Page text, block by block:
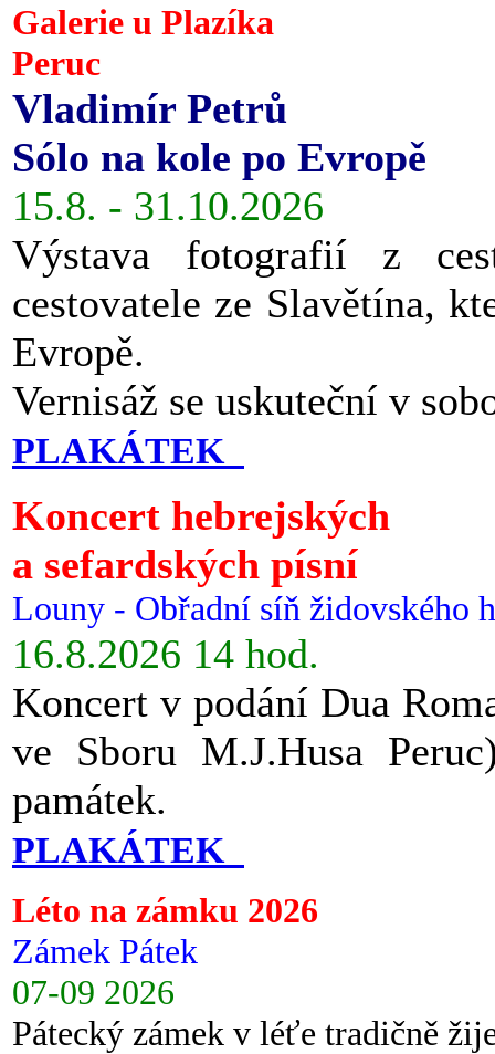
Galerie u Plazíka
Peruc
Vladimír Petrů
Sólo na kole po Evropě
15.8. - 31.10.2026
Výstava fotografií z
cestovatele ze Slavětína,
Evropě.
Vernisáž se uskuteční v
PLAKÁTEK
Koncert hebrejských
a sefardských písní
Louny - Obřadní síň židovského
16.8.2026 14 hod.
Koncert v podání Dua
ve Sboru M.J.Husa
památek.
PLAKÁTEK
Léto na zámku 2026
Zámek Pátek
07-09 2026
Pátecký zámek v léťe tradičně